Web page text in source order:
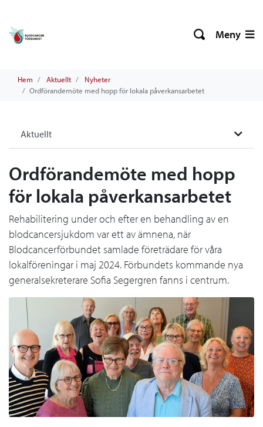
Meny
Hem Aktuellt
Nyheter
Ordförandemöte med hopp för lokala påverkansarbetet
Aktuellt
Ordförandemöte med hopp
för lokala påverkansarbetet
Rehabilitering under och efter en behandling av en
blodcancersjukdom var ett av ämnena, när
Blodcancerförbundet samlade företrädare för våra
lokalföreningar i maj 2024. Förbundets kommande nya
generalsekreterare Sofia Segergren fanns i centrum.